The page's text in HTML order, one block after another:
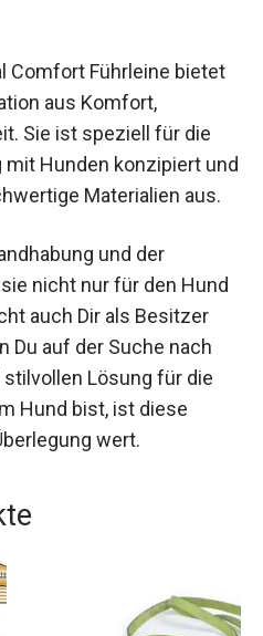
Comfort Führleine bietet
aus Komfort,
Sie ist speziell für die
Hunden konzipiert und
Materialien aus.
und der
nicht nur für den Hund
auch Dir als Besitzer
Du auf der Suche nach
Lösung für die
Hund bist, ist diese
wert.